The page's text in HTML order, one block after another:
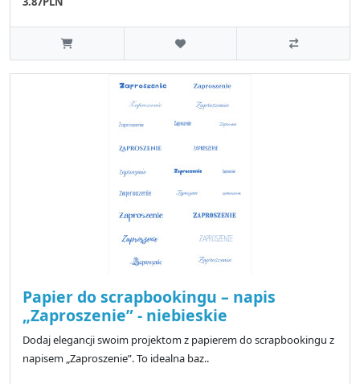
Papier do scrapbookingu – napis
„Zaproszenie” - niebieskie
Dodaj elegancji swoim projektom z papierem do scrapbookingu z
napisem „Zaproszenie”. To idealna baz..